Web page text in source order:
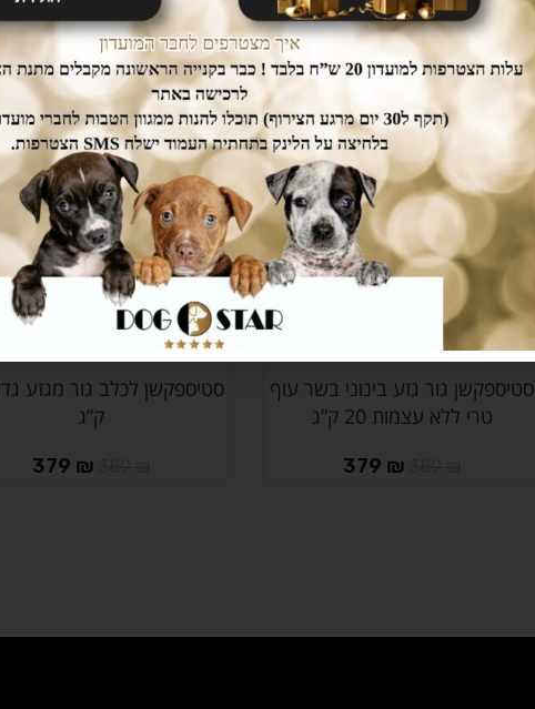
הוספה לסל
סטיספקשן גור גזע בינוני בשר עוף
טרי ללא עצמות 20 ק”ג
379 ₪
-3%
הוספה לסל
ק”ג
379 ₪